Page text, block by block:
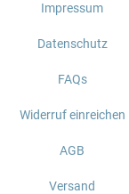
Impressum
Datenschutz
FAQs
Widerruf einreichen
AGB
Versand